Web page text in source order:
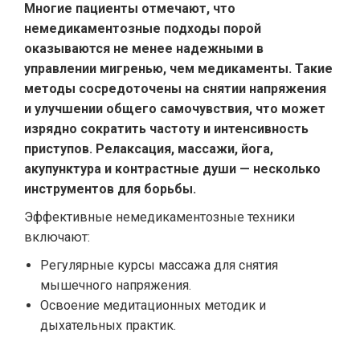
Многие пациенты отмечают, что
немедикаментозные подходы порой
оказываются не менее надежными в
управлении мигренью, чем медикаменты. Такие
методы сосредоточены на снятии напряжения
и улучшении общего самочувствия, что может
изрядно сократить частоту и интенсивность
приступов. Релаксация, массажи, йога,
акупунктура и контрастные души — несколько
инструментов для борьбы.
Эффективные немедикаментозные техники
включают:
Регулярные курсы массажа для снятия
мышечного напряжения.
Освоение медитационных методик и
дыхательных практик.